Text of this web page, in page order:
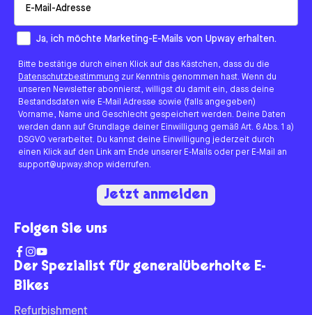
Der Spezialist für generalüberholte E-
Bikes
Refurbishment
How would you like to hear from us?
Ja, ich möchte Marketing-E-Mails von Upway erhalten.
Bitte bestätige durch einen Klick auf das Kästchen, dass du die
Datenschutzbestimmung zur Kenntnis genommen hast. Wenn du
unseren Newsletter abonnierst, willigst du damit ein, dass deine
Bestandsdaten wie E-Mail Adresse sowie (falls angegeben)
Vorname, Name und Geschlecht gespeichert werden. Deine Daten
werden dann auf Grundlage deiner Einwilligung gemäß Art. 6 Abs. 1 a)
DSGVO verarbeitet. Du kannst deine Einwilligung jederzeit durch
einen Klick auf den Link am Ende unserer E-Mails oder per E-Mail an
support@upway.shop widerrufen.
Jetzt anmelden
Folgen Sie uns